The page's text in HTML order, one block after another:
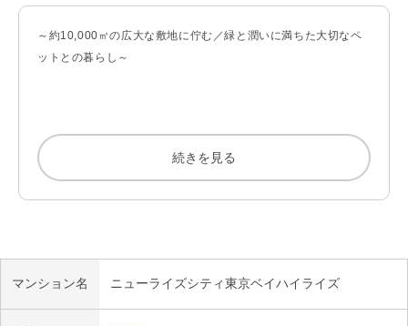
～約10,000㎡の広大な敷地に佇む／緑と潤いに満ちた大切なペ
ットとの暮らし～
●都市的水景の循環システム
●設計性能評価＋建設性能評価取得
●豊富なフロントサービス（クリーニング取付・タクシー配車...
続きを見る
マンション名 ニューライズシティ東京ベイハイライズ